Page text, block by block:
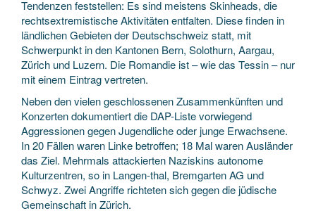
Tendenzen feststellen: Es sind meistens Skinheads, die
rechtsextremistische Aktivitäten entfalten. Diese finden in
ländlichen Gebieten der Deutschschweiz statt, mit
Schwerpunkt in den Kantonen Bern, Solothurn, Aargau,
Zürich und Luzern. Die Romandie ist – wie das Tessin – nur
mit einem Eintrag vertreten.
Neben den vielen geschlossenen Zusammenkünften und
Konzerten dokumentiert die DAP-Liste vorwiegend
Aggressionen gegen Jugendliche oder junge Erwachsene.
In 20 Fällen waren Linke betroffen; 18 Mal waren Ausländer
das Ziel. Mehrmals attackierten Naziskins autonome
Kulturzentren, so in Langen-thal, Bremgarten AG und
Schwyz. Zwei Angriffe richteten sich gegen die jüdische
Gemeinschaft in Zürich.